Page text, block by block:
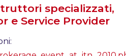
specializzati,
e Service Provider